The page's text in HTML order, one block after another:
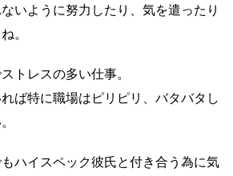
いように努力したり、気を遣ったり
。
トレスの多い仕事。
ば特に職場はピリピリ、バタバタし
ハイスペック彼氏と付き合う為に気